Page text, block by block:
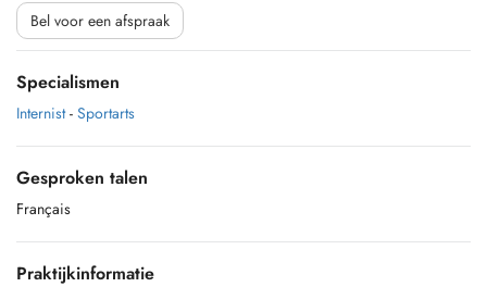
Bel voor een afspraak
Specialismen
Internist - Sportarts
Gesproken talen
Français
Praktijkinformatie